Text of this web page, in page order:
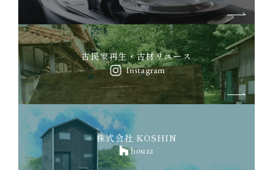
古民家再生・古材リユース
Instagram
株式会社 KOSHIN
houzz